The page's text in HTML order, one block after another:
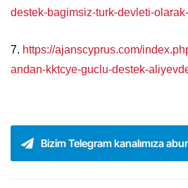
destek-bagimsiz-turk-devleti-
7. https://ajanscyprus.com/
andan-kktcye-guclu-destek-
Bizim Telegram kanalımıza